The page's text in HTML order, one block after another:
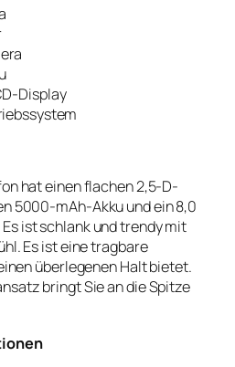
Display
hat einen flachen 2,5-D-
5000-mAh-Akku und ein 8,0
ist schlank und trendy mit
Es ist eine tragbare
überlegenen Halt bietet.
bringt Sie an die Spitze